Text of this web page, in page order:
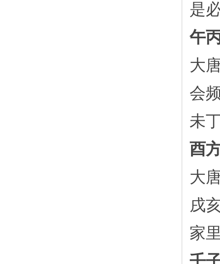
是
午
大
会
未
酉
大
戌
家